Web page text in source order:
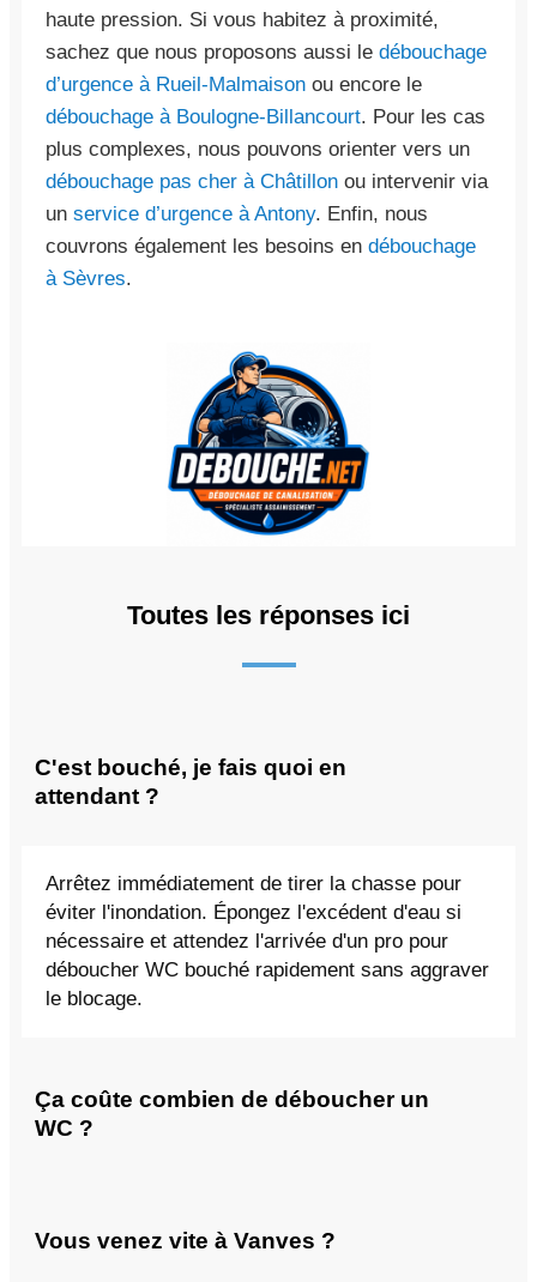
haute pression. Si vous habitez à proximité,
sachez que nous proposons aussi le débouchage
d’urgence à Rueil-Malmaison ou encore le
débouchage à Boulogne-Billancourt. Pour les cas
plus complexes, nous pouvons orienter vers un
débouchage pas cher à Châtillon ou intervenir via
un service d’urgence à Antony. Enfin, nous
couvrons également les besoins en débouchage
à Sèvres.
Toutes les réponses ici
C'est bouché, je fais quoi en
attendant ?
Arrêtez immédiatement de tirer la chasse pour
éviter l'inondation. Épongez l'excédent d'eau si
nécessaire et attendez l'arrivée d'un pro pour
déboucher WC bouché rapidement sans aggraver
le blocage.
Ça coûte combien de déboucher un
WC ?
Vous venez vite à Vanves ?